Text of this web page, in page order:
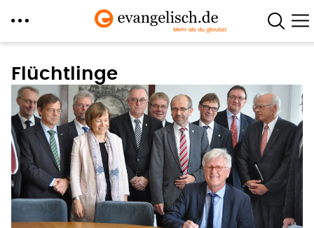
zum
Inhalt
Flüchtlinge